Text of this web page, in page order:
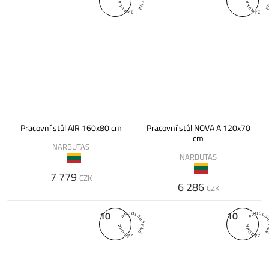
Pracovní stůl AIR 160x80 cm
NARBUTAS
7 779 CZK
Pracovní stůl NOVA A 120x70
cm
NARBUTAS
6 286 CZK
10 10